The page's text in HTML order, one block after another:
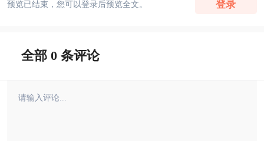
预览已结束，您可以登录后预览全文。 登录
全部 0 条评论